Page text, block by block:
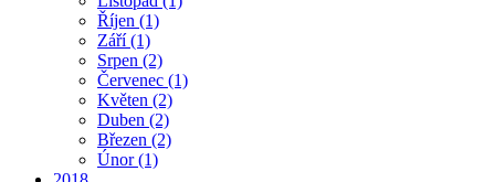
Říjen (1)
Září(1)
Srpen (2)
Červenec (1)
Květen (2)
Duben (2)
Březen (2)
Únor(1)